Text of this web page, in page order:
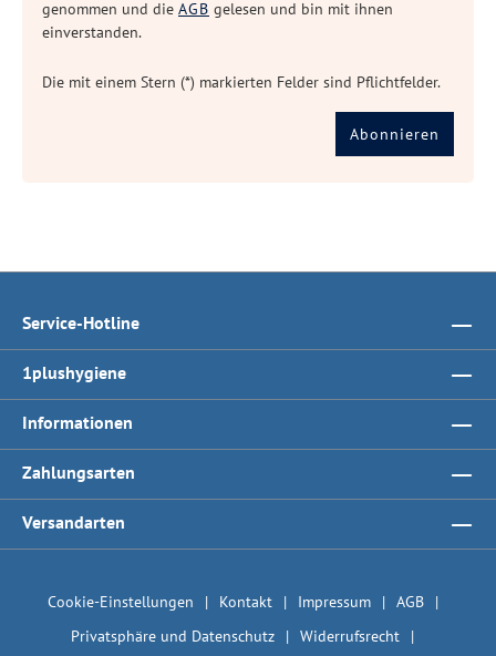
genommen und die AGB gelesen und bin mit ihnen
einverstanden.
Die mit einem Stern (*) markierten Felder sind Pflichtfelder.
Abonnieren
Service-Hotline
1plushygiene
Informationen
Zahlungsarten
Versandarten
Cookie-Einstellungen Kontakt Impressum
AGB
Privatsphäre und Datenschutz
Widerrufsrecht